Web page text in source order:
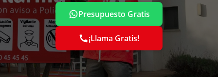
Presupuesto Gratis
¡Llama Gratis!